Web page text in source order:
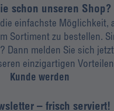
schon unseren Shop?
einfachste Möglichkeit,
Sortiment zu bestellen.
Dann melden Sie sich
einzigartigen
Kunde werden
– frisch serviert!